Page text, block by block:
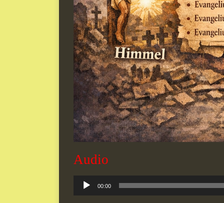
Audio
Audio-
Player
00:00